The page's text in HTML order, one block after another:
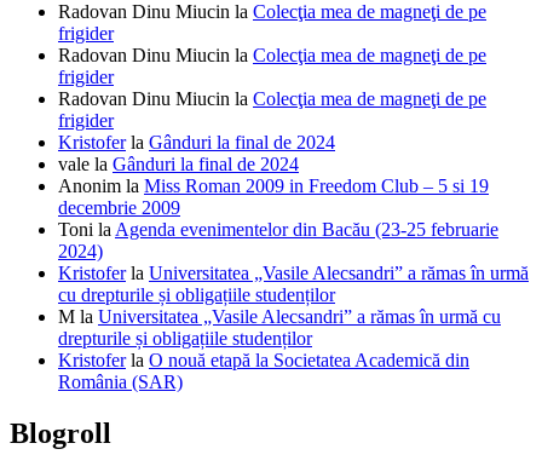
Radovan Dinu Miucin la Colecţia mea de magneţi de pe
frigider
Radovan Dinu Miucin la Colecţia mea de magneţi de pe
frigider
Radovan Dinu Miucin la Colecţia mea de magneţi de pe
frigider
Kristoferla Gânduri la final de 2024
vale la Gânduri la final de 2024
Anonim la Miss Roman 2009 in Freedom Club – 5 si 19
decembrie 2009
Toni la Agenda evenimentelor din Bacău (23-25 februarie
2024)
Kristoferla Universitatea „Vasile Alecsandri” a rămas în urmă
cu drepturile și obligațiile studenților
M la Universitatea „Vasile Alecsandri” a rămas în urmă cu
drepturile și obligațiile studenților
Kristoferla O nouă etapă la Societatea Academică din
România (SAR)
Blogroll